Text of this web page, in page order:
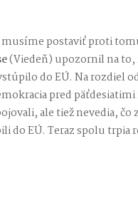
musíme postaviť proti
(Viedeň) upozornil na
do EÚ. Na rozdiel
pred
ale tiež nevedia,
do EÚ. Teraz spolu